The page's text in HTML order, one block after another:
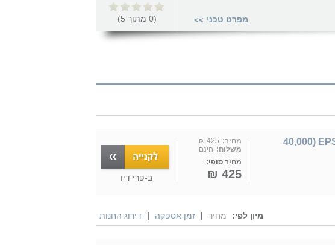
מפרט טכני >>
(
0 מתוך 5
)
ראש דיו שחור תואם EPSON C13T12F140 (40,000
מחיר: 425 ₪
משלוח: חינם
מחיר סופי:
425 ₪ ב-פרי דיו
מיון לפי: מחיר | זמן אספקה | דירוג החנות